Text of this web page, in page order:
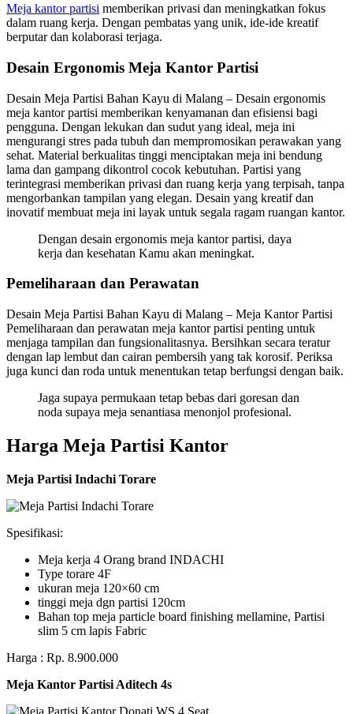
Meja kantor partisi memberikan privasi dan meningkatkan fokus
dalam ruang kerja. Dengan pembatas yang unik, ide-ide kreatif
berputar dan kolaborasi terjaga.
Desain Ergonomis Meja Kantor Partisi
Desain Meja Partisi Bahan Kayu di Malang – Desain ergonomis
meja kantor partisi memberikan kenyamanan dan efisiensi bagi
pengguna. Dengan lekukan dan sudut yang ideal, meja ini
mengurangi stres pada tubuh dan mempromosikan perawakan yang
sehat. Material berkualitas tinggi menciptakan meja ini bendung
lama dan gampang dikontrol cocok kebutuhan. Partisi yang
terintegrasi memberikan privasi dan ruang kerja yang terpisah, tanpa
mengorbankan tampilan yang elegan. Desain yang kreatif dan
inovatif membuat meja ini layak untuk segala ragam ruangan kantor.
Dengan desain ergonomis meja kantor partisi, daya
kerja dan kesehatan Kamu akan meningkat.
Pemeliharaan dan Perawatan
Desain Meja Partisi Bahan Kayu di Malang – Meja Kantor Partisi
Pemeliharaan dan perawatan meja kantor partisi penting untuk
menjaga tampilan dan fungsionalitasnya. Bersihkan secara teratur
dengan lap lembut dan cairan pembersih yang tak korosif. Periksa
juga kunci dan roda untuk menentukan tetap berfungsi dengan baik.
Jaga supaya permukaan tetap bebas dari goresan dan
noda supaya meja senantiasa menonjol profesional.
Harga Meja Partisi Kantor
Meja Partisi Indachi Torare
Spesifikasi:
Meja kerja 4 Orang brand INDACHI
Type torare 4F
ukuran meja 120×60 cm
tinggi meja dgn partisi 120cm
Bahan top meja particle board finishing mellamine, Partisi
slim 5 cm lapis Fabric
Harga : Rp. 8.900.000
Meja Kantor Partisi Aditech 4s